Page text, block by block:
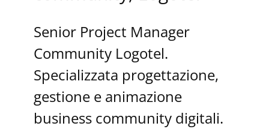
Senior Project Manager
Community Logotel.
Specializzata progettazione,
gestione e animazione
business community digitali.